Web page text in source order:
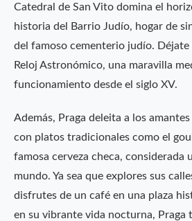
Catedral de San Vito domina el
historia del Barrio Judío, hogar de
del famoso cementerio judío. Déjate
Reloj Astronómico, una maravilla
funcionamiento desde el siglo XV.
Además, Praga deleita a los
con platos tradicionales como el
famosa cerveza checa, considerada
mundo. Ya sea que explores sus
disfrutes de un café en una plaza
en su vibrante vida nocturna, Praga